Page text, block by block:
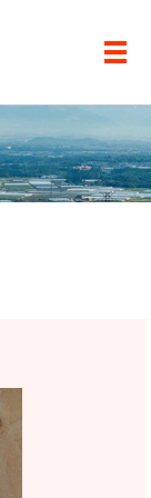
メ